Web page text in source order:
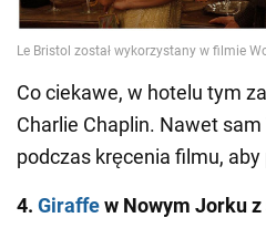
Co ciekawe, w hotelu tym
Charlie Chaplin. Nawet
podczas kręcenia filmu,
4. Giraffew Nowym Jorku